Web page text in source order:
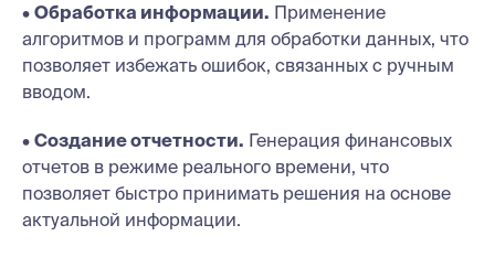
• Обработка информации. Применение
алгоритмов и программ для обработки данных, что
позволяет избежать ошибок, связанных с ручным
вводом.
• Создание отчетности. Генерация финансовых
отчетов в режиме реального времени, что
позволяет быстро принимать решения на основе
актуальной информации.